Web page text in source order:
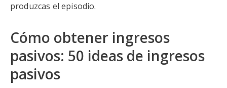
produzcas el episodio.
Cómo obtener ingresos
pasivos: 50 ideas de ingresos
pasivos